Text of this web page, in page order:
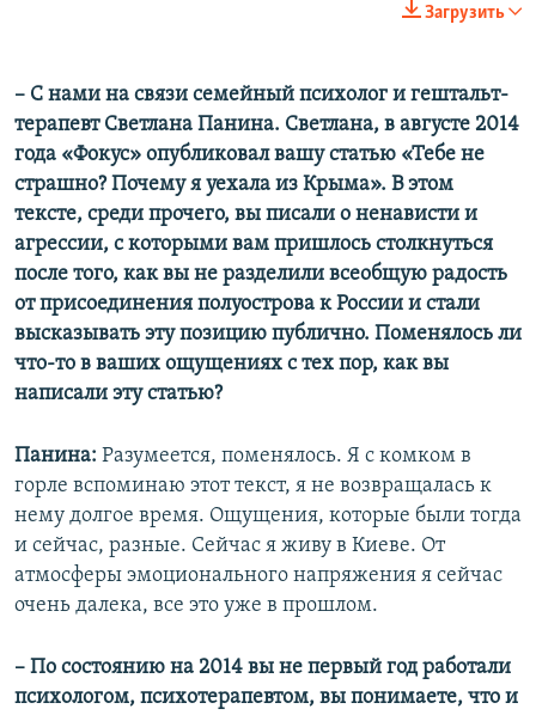
Загрузить
– С нами на связи семейный психолог и гештальт-
терапевт Светлана Панина. Светлана, в августе 2014
года «Фокус» опубликовал вашу статью «Тебе не
страшно? Почему я уехала из Крыма». В этом
тексте, среди прочего, вы писали о ненависти и
агрессии, с которыми вам пришлось столкнуться
после того, как вы не разделили всеобщую радость
от присоединения полуострова к России и стали
высказывать эту позицию публично. Поменялось ли
что-то в ваших ощущениях с тех пор, как вы
написали эту статью?
Панина: Разумеется, поменялось. Я с комком в
горле вспоминаю этот текст, я не возвращалась к
нему долгое время. Ощущения, которые были тогда
и сейчас, разные. Сейчас я живу в Киеве. От
атмосферы эмоционального напряжения я сейчас
очень далека, все это уже в прошлом.
– По состоянию на 2014 вы не первый год работали
психологом, психотерапевтом, вы понимаете, что и